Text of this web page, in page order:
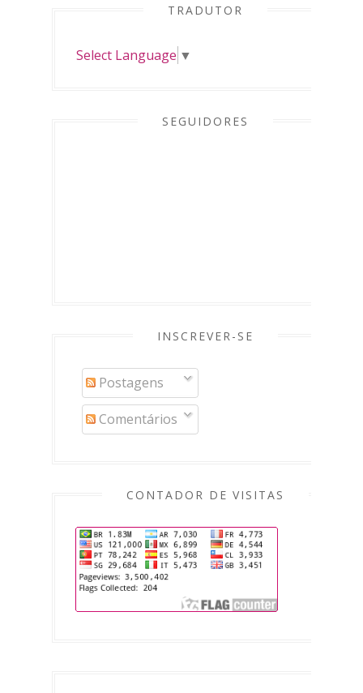
TRADUTOR
Select Language ▼
SEGUIDORES
INSCREVER-SE
Postagens
Comentários
CONTADOR DE VISITAS